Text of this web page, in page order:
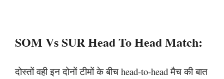
SOM Vs SUR Head To Head Match:
दोस्तों वही इन दोनों टीमों के बीच head-to-head मैच की बात